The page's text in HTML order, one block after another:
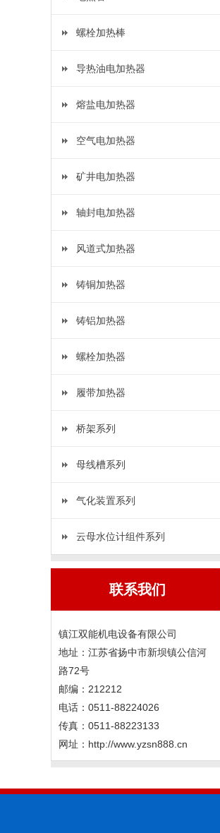
螺栓加热棒
导热油电加热器
熔盐电加热器
空气电加热器
矿井电加热器
轴封电加热器
风道式加热器
铸铜加热器
铸铝加热器
螺栓加热器
履带加热器
桥架系列
母线槽系列
气化装置系列
云母水位计组件系列
联系我们
镇江双能机电设备有限公司
地址：江苏省扬中市新坝镇公信河
路72号
邮编：212212
电话：0511-88224026
传真：0511-88223133
网址：http://www.yzsn888.cn